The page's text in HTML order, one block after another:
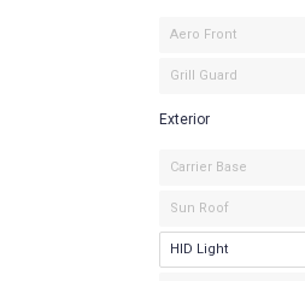
Aero Front
Grill Guard
Exterior
Carrier Base
Sun Roof
HID Light